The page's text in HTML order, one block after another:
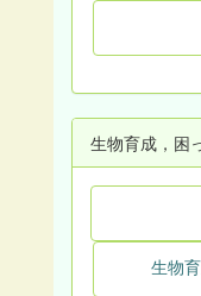
生物育成，困
生物